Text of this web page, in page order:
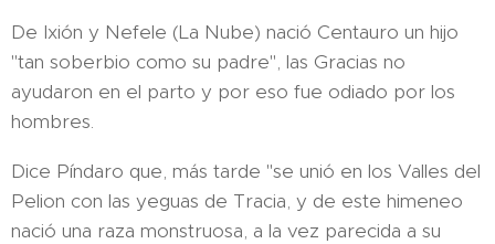
De Ixión y Nefele (La Nube) nació Centauro un hijo
"tan soberbio como su padre", las Gracias no
ayudaron en el parto y por eso fue odiado por los
hombres.
Dice Píndaro que, más tarde "se unió en los Valles del
Pelion con las yeguas de Tracia, y de este himeneo
nació una raza monstruosa, a la vez parecida a su